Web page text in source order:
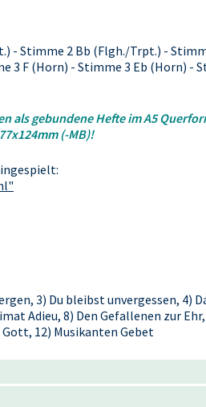
- Stimme 2 Bb (Flgh./Trpt.) -
3 F (Horn) - Stimme 3 Eb (Horn) -
als gebundene Hefte im A5
(-MB)!
3) Du bleibst unvergessen, 4)
Adieu, 8) Den Gefallenen zur Ehr,
12) Musikanten Gebet